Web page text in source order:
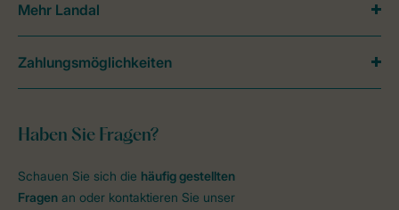
Haben Sie Fragen?
Schauen Sie sich die häufig gestellten
Fragen an oder kontaktieren Sie unser
Mehr Landal
Zahlungsmöglichkeiten